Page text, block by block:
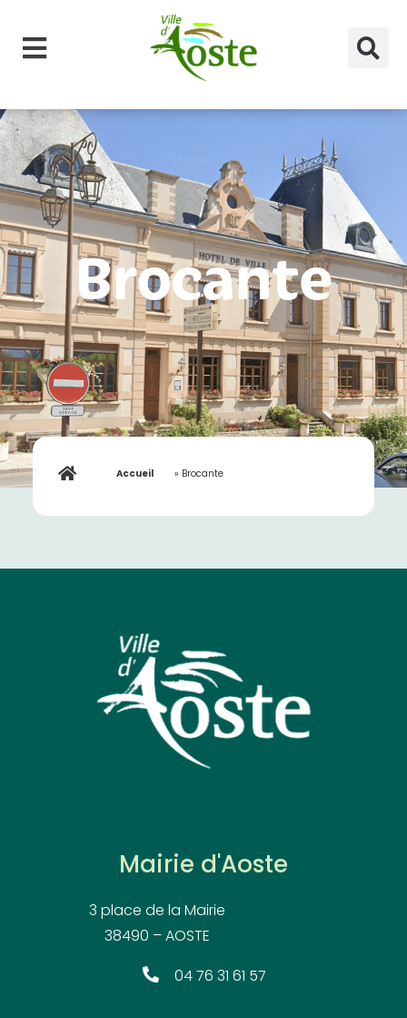
Brocante
Accueil » Brocante
Mairie d'Aoste
3 place de la Mairie
38490 – AOSTE
04 76 31 61 57